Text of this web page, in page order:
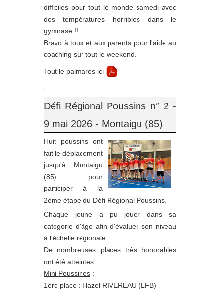
difficiles pour tout le monde samedi avec
des températures horribles dans le
gymnase !!
Bravo à tous et aux parents pour l'aide au
coaching sur tout le weekend.
Tout le palmarès ici
-
Défi Régional Poussins n° 2 -
9 mai 2026 - Montaigu (85)
Huit poussins ont
fait le déplacement
jusqu'à Montaigu
(85) pour
participer à la
2ème étape du Défi Régional Poussins.
Chaque jeune a pu jouer dans sa
catégorie d'âge afin d'évaluer son niveau
à l'échelle régionale.
De nombreuses places très honorables
ont été atteintes :
Mini Poussines :
1ère place : Hazel RIVEREAU (LFB)